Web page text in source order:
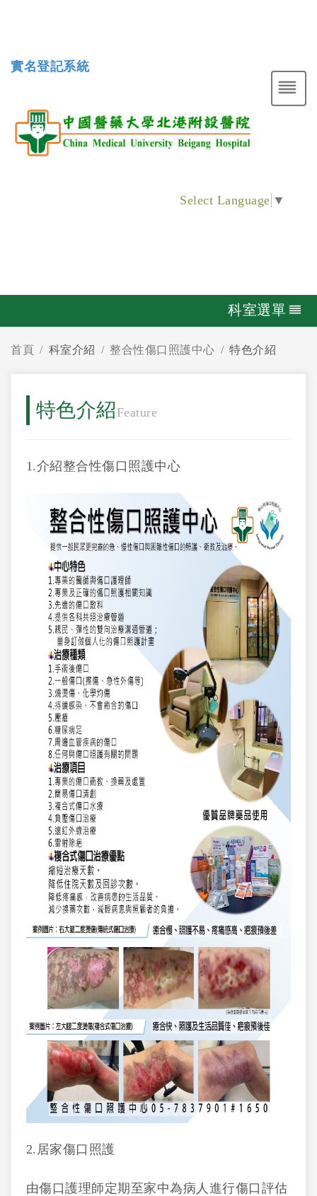
實名登記系統
Select Language ▼
科室選單
首頁 科室介紹 整合性傷口照護中心 特色介紹
特色介紹 Feature
1.介紹整合性傷口照護中心
2.居家傷口照護
由傷口護理師定期至家中為病人進行傷口評估